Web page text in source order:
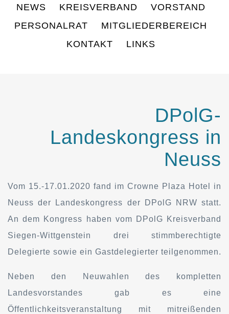
NEWS KREISVERBAND
VORSTAND
PERSONALRAT
MITGLIEDERBEREICH
KONTAKT
LINKS
DPolG-
Landeskongress in
Neuss
Vom 15.-17.01.2020 fand im Crowne Plaza Hotel in
Neuss der Landeskongress der DPolG NRW statt.
An dem Kongress haben vom DPolG Kreisverband
Siegen-Wittgenstein drei stimmberechtigte
Delegierte sowie ein Gastdelegierter teilgenommen.
Neben den Neuwahlen des kompletten
Landesvorstandes gab es eine
Öffentlichkeitsveranstaltung mit mitreißenden